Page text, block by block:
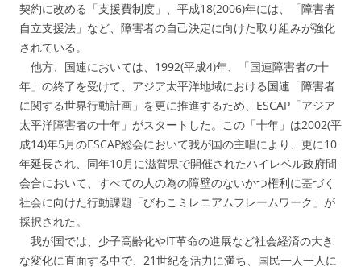
契約に改める「支援費制度」、平成18(2006)年には、「障害者
自立支援法」など、障害者の自己決定に向けた取り組みが強化
されている。
他方、国連においては、1992(平成4)年、「国連障害者の十
年」の終了を受けて、アジア太平洋地域における国連「障害者
に関する世界行動計画」を更に推進するため、ESCAP「アジア
太平洋障害者の十年」がスタートした。この「十年」は2002(平
成14)年5月のESCAP総会において我が国の主唱により、更に10
年延長され、同年10月に滋賀県で開催されたハイレベル政府間
会合において、すべての人の為の障壁のないかつ権利に基づく
社会に向けた行動課題「びわこミレニアムフレームワーク」が
採択された。
我が国では、少子高齢化やIT革命の進展など社会経済の大き
な変化に直面する中で、21世紀を活力に満ち、国民一人一人に